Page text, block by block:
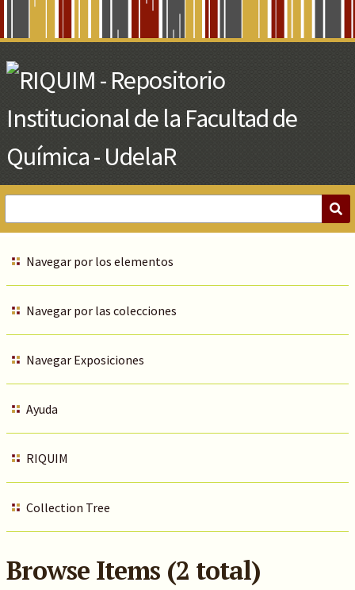
Main
Content
Navegar por los elementos
Navegar por las colecciones
Navegar Exposiciones
Ayuda
RIQUIM
Collection Tree
Browse Items (2 total)